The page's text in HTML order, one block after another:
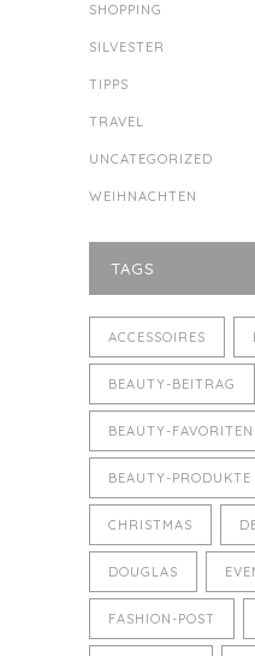
SHOPPING
SILVESTER
TIPPS
TRAVEL
UNCATEGORIZED
WEIHNACHTEN
TAGS
ACCESSOIRES
BEAUTY-BEITRAG
BEAUTY-FAVORITEN
BEAUTY-PRODUKTE
CHRISTMAS
DOUGLAS
FASHION-POST